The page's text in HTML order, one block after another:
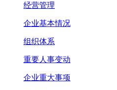
经营管理
企业基本情况
组织体系
重要人事变动
企业重大事项